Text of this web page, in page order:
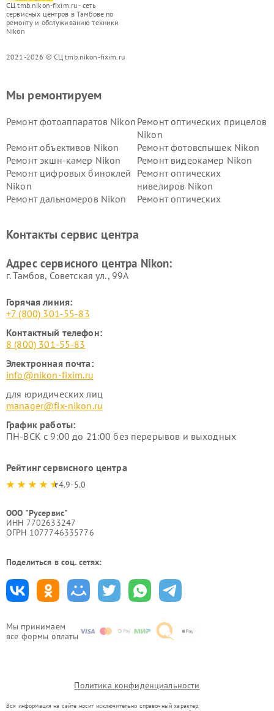
СЦ tmb.nikon-fixim.ru - сеть
сервисных центров в Тамбове по
ремонту и обслуживанию техники
Nikon
2021-2026 © СЦ tmb.nikon-fixim.ru
Мы принимаем
все формы оплаты
Мы ремонтируем
Ремонт фотоаппаратов Nikon Ремонт оптических прицелов
Nikon
Ремонт объективов Nikon
Ремонт фотовспышек Nikon
Ремонт экшн-камер Nikon
Ремонт видеокамер Nikon
Ремонт цифровых биноклей
Nikon
Ремонт оптических
нивелиров Nikon
Ремонт дальномеров Nikon
Ремонт оптических
Контакты сервис центра
Адрес сервисного центра Nikon:
г. Тамбов, Советская ул., 99А
Горячая линия:
+7 (800) 301-55-83
Контактный телефон:
8 (800) 301-55-83
Электронная почта:
info@nikon-fixim.ru
для юридических лиц
manager@fix-nikon.ru
График работы:
ПН-ВСК с 9:00 до 21:00 без перерывов и выходных
Рейтинг сервисного центра
4.9-5.0
ООО "Русервис"
ИНН 7702633247
ОГРН 1077746335776
Поделиться в соц. сетях:
Политика конфиденциальности
Вся информация на сайте носит исключительно справочный характер.